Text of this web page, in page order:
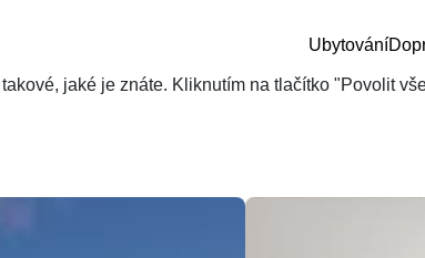
Ubytování
jaké je znáte. Kliknutím na tlačítko "Povolit